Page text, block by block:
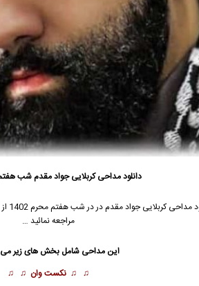
دانلود مداحی کربلایی جواد مقدم شب هفتم
مداحیکربلایی جواد مقدم
مراجعه نمائید …
این مداحی شامل بخش های زیر می
♫ ♫ نکست وان ♫ ♫